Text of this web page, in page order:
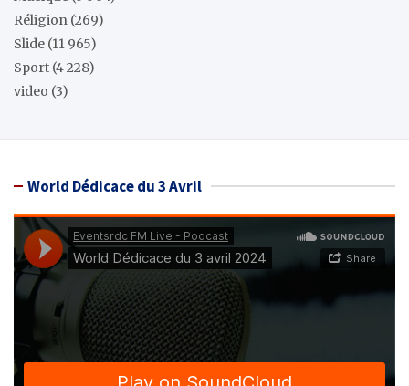
Réligion (269)
Slide (11 965)
Sport (4 228)
video (3)
World Dédicace du 3 Avril